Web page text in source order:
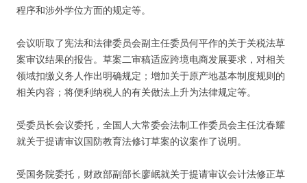
程序和涉外学位方面的规定等。
会议听取了宪法和法律委员会副主任委员何平作的关于关税法草
案审议结果的报告。草案二审稿适应跨境电商发展要求，对相关
领域扣缴义务人作出明确规定；增加关于原产地基本制度规则的
相关内容；将便利纳税人的有关做法上升为法律规定等。
受委员长会议委托，全国人大常委会法制工作委员会主任沈春耀
就关于提请审议国防教育法修订草案的议案作了说明。
受国务院委托，财政部副部长廖岷就关于提请审议会计法修正草